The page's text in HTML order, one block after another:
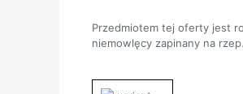
Przedmiotem tej oferty jest
niemowlęcy zapinany na rzep.